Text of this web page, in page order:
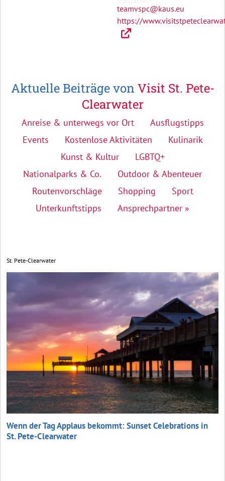
teamvspc@kaus.eu
https://
Aktuelle Beiträge von Visit St. Pete-
Clearwater
Anreise & unterwegs vor Ort
Ausflugstipps
Events
Kostenlose Aktivitäten
Kulinarik
Kunst & Kultur
LGBTQ+
Nationalparks & Co.
Outdoor & Abenteuer
Routenvorschläge
Shopping
Sport
Unterkunftstipps
Ansprechpartner »
St. Pete-Clearwater
Wenn der Tag Applaus bekommt: Sunset Celebrations in
St. Pete-Clearwater